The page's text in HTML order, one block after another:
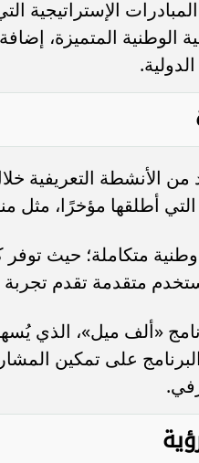
الإستراتيجية
الوطنية المتميزة،
التعريفية
التي أطلقها مؤخرًا، مثل
متكاملة؛ حيث توفر
متقدمة تقدم
«ألف ميل»، الذي يُسهم
على تمكين
مؤشر السوق السعودية يتراجع 0.12% عند
ضغوط من قطاع النقل